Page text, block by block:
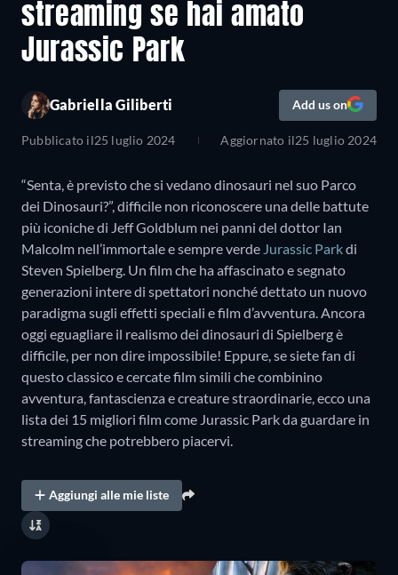
streaming se hai amato
Jurassic Park
Gabriella Giliberti Add us on
Pubblicato il25 luglio 2024 Aggiornato il25 luglio 2024
“Senta, è previsto che si vedano dinosauri nel suo Parco
dei Dinosauri?”, difficile non riconoscere una delle battute
più iconiche di Jeff Goldblum nei panni del dottor Ian
Malcolm nell’immortale e sempre verde Jurassic Parkdi
Steven Spielberg. Un film che ha affascinato e segnato
generazioni intere di spettatori nonché dettato un nuovo
paradigma sugli effetti speciali e film d’avventura. Ancora
oggi eguagliare il realismo dei dinosauri di Spielberg è
difficile, per non dire impossibile! Eppure, se siete fan di
questo classico e cercate film simili che combinino
avventura, fantascienza e creature straordinarie, ecco una
lista dei 15 migliori film come Jurassic Park da guardare in
streaming che potrebbero piacervi.
Aggiungi alle mie liste